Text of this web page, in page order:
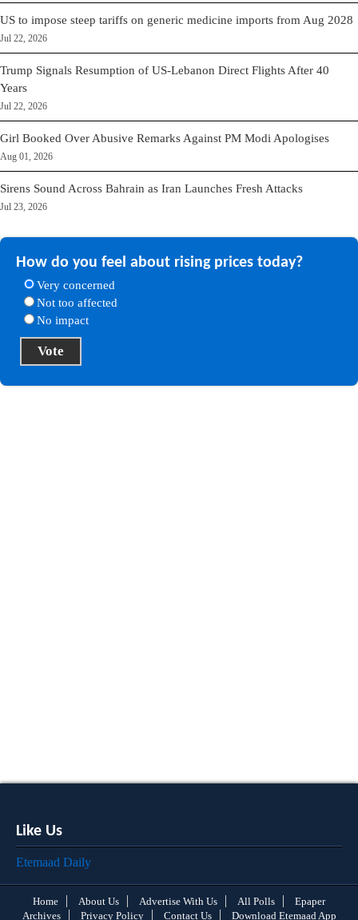
US to impose steep tariffs on generic medicine imports from Aug 2028
Jul 22, 2026
Trump Signals Resumption of US-Lebanon Direct Flights After 40
Years
Jul 22, 2026
Girl Booked Over Abusive Remarks Against PM Modi Apologises
Aug 01, 2026
Sirens Sound Across Bahrain as Iran Launches Fresh Attacks
Jul 23, 2026
How do you feel about rising prices today?
Very concerned
Not too affected
No impact
Like Us
Etemaad Daily
Home About Us Advertise With Us All Polls
Epaper
Archives
Privacy Policy Contact Us Download Etemaad App